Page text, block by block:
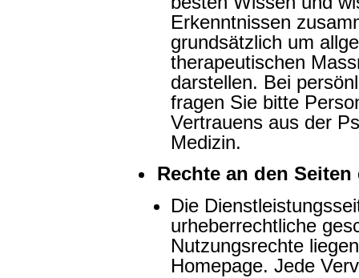
Erkenntnissen
grundsätzlich um
therapeutischen
darstellen. Bei
fragen Sie bitte
Vertrauens aus der
Medizin.
Rechte an den
Die
urheberrechtliche
Nutzungsrechte
Homepage. Jede